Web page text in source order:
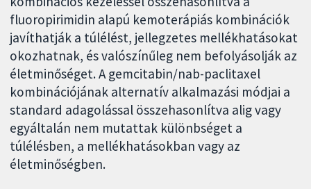
fluoropirimidin alapú kemoterápiás kombinációk
javíthatják a túlélést, jellegzetes mellékhatásokat
okozhatnak, és valószínűleg nem befolyásolják az
életminőséget. A gemcitabin/nab-paclitaxel
kombinációjának alternatív alkalmazási módjai a
standard adagolással összehasonlítva alig vagy
egyáltalán nem mutattak különbséget a
túlélésben, a mellékhatásokban vagy az
életminőségben.